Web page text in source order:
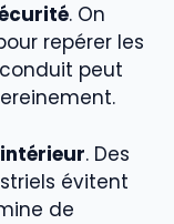
. On
repérer les
peut
. Des
évitent
de